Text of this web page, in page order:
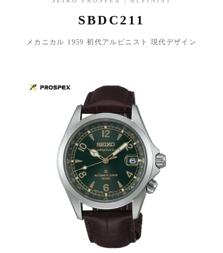
SBDC211
メカニカル 1959 初代アルピニスト 現代デザイン